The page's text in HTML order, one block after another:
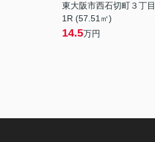
東大阪市西石切町３丁目
1R (57.51㎡)
14.5万円